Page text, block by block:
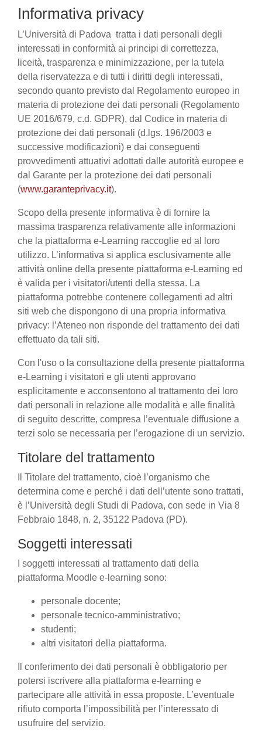
Informativa privacy
L’Università di Padova tratta i dati personali degli
interessati in conformità ai principi di correttezza,
liceità, trasparenza e minimizzazione, per la tutela
della riservatezza e di tutti i diritti degli interessati,
secondo quanto previsto dal Regolamento europeo in
materia di protezione dei dati personali (Regolamento
UE 2016/679, c.d. GDPR), dal Codice in materia di
protezione dei dati personali (d.lgs. 196/2003 e
successive modificazioni) e dai conseguenti
provvedimenti attuativi adottati dalle autorità europee e
dal Garante per la protezione dei dati personali
(www.garanteprivacy.it).
Scopo della presente informativa è di fornire la
massima trasparenza relativamente alle informazioni
che la piattaforma e-Learning raccoglie ed al loro
utilizzo. L’informativa si applica esclusivamente alle
attività online della presente piattaforma e-Learning ed
è valida per i visitatori/utenti della stessa. La
piattaforma potrebbe contenere collegamenti ad altri
siti web che dispongono di una propria informativa
privacy: l’Ateneo non risponde del trattamento dei dati
effettuato da tali siti.
Con l'uso o la consultazione della presente piattaforma
e-Learning i visitatori e gli utenti approvano
esplicitamente e acconsentono al trattamento dei loro
dati personali in relazione alle modalità e alle finalità
di seguito descritte, compresa l’eventuale diffusione a
terzi solo se necessaria per l’erogazione di un servizio.
Titolare del trattamento
Il Titolare del trattamento, cioè l’organismo che
determina come e perché i dati dell’utente sono trattati,
è l’Università degli Studi di Padova, con sede in Via 8
Febbraio 1848, n. 2, 35122 Padova (PD).
Soggetti interessati
I soggetti interessati al trattamento dati della
piattaforma Moodle e-learning sono:
personale docente;
personale tecnico-amministrativo;
studenti;
altri visitatori della piattaforma.
Il conferimento dei dati personali è obbligatorio per
potersi iscrivere alla piattaforma e-learning e
partecipare alle attività in essa proposte. L’eventuale
rifiuto comporta l’impossibilità per l’interessato di
usufruire del servizio.